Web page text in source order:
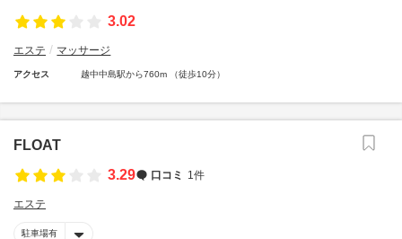
3.02
エステ マッサージ
アクセス 越中中島駅から760m （徒歩10分）
FLOAT
3.29
口コミ 1件
エステ
駐車場有